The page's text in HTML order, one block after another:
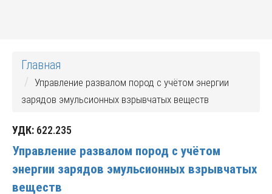
Главная
Управление развалом пород с учётом энергии
зарядов эмульсионных взрывчатых веществ
УДК: 622.235
Управление развалом пород с учётом
энергии зарядов эмульсионных взрывчатых
веществ